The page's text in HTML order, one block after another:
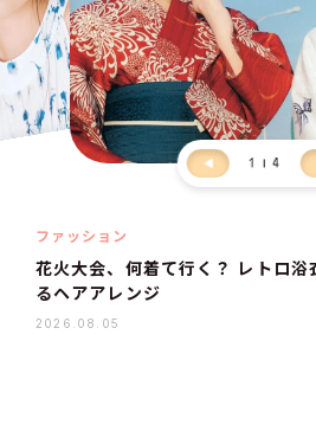
1 4
ファッション
花火大会、何着て行く？ レトロ浴
るヘアアレンジ
2026.08.05